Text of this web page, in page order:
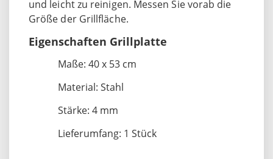
und leicht zu reinigen. Messen Sie vorab die
Größe der Grillfläche.
Eigenschaften Grillplatte
Maße: 40 x 53 cm
Material: Stahl
Stärke: 4 mm
Lieferumfang: 1 Stück